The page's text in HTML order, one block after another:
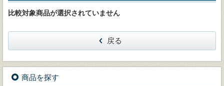
比較対象商品が選択されていません
戻る
商品を探す